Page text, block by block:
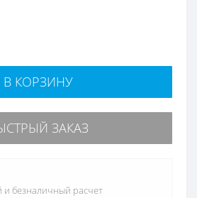
В КОРЗИНУ
ЗАКАЗ
безналичный расчет